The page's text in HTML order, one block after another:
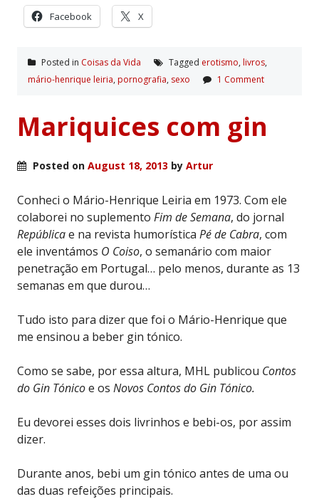
Facebook X
Posted in Coisas da Vida Tagged erotismo, livros,
mário-henrique leiria, pornografia, sexo 1 Comment
Mariquices com gin
Posted on August 18, 2013 by Artur
Conheci o Mário-Henrique Leiria em 1973. Com ele
colaborei no suplemento Fim de Semana, do jornal
Repúblicae na revista humorística Pé de Cabra, com
ele inventámos O Coiso, o semanário com maior
penetração em Portugal… pelo menos, durante as 13
semanas em que durou…
Tudo isto para dizer que foi o Mário-Henrique que
me ensinou a beber gin tónico.
Como se sabe, por essa altura, MHL publicou Contos
do Gin Tónicoe os Novos Contos do Gin Tónico.
Eu devorei esses dois livrinhos e bebi-os, por assim
dizer.
Durante anos, bebi um gin tónico antes de uma ou
das duas refeições principais.